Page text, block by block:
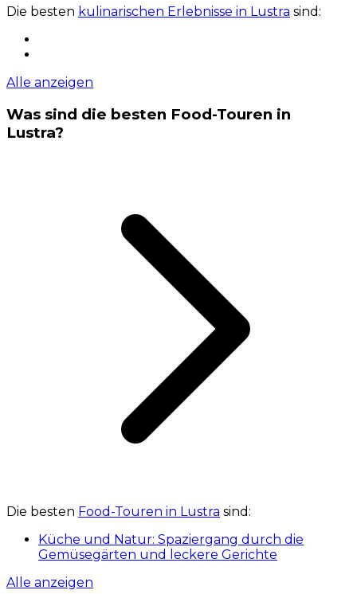
Die besten kulinarischen Erlebnisse in Lustra sind:
Alle anzeigen
Was sind die besten Food-Touren in
Lustra?
Die besten Food-Touren in Lustra sind:
Küche und Natur: Spaziergang durch die
Gemüsegärten und leckere Gerichte
Alle anzeigen